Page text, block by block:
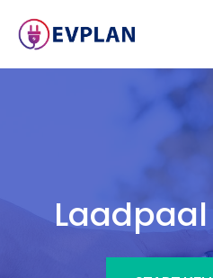
naar